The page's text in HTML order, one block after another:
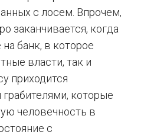
с лосем. Впрочем,
заканчивается, когда
банк, в которое
власти, так и
приходится
которые
человечность в
с